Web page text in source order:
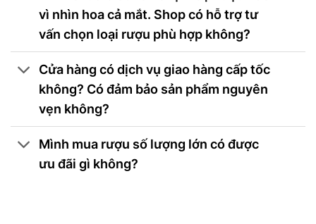
vì nhìn hoa cả mắt. Shop có hỗ trợ tư
vấn chọn loại rượu phù hợp không?
Cửa hàng có dịch vụ giao hàng cấp tốc
không? Có đảm bảo sản phẩm nguyên
vẹn không?
Mình mua rượu số lượng lớn có được
ưu đãi gì không?